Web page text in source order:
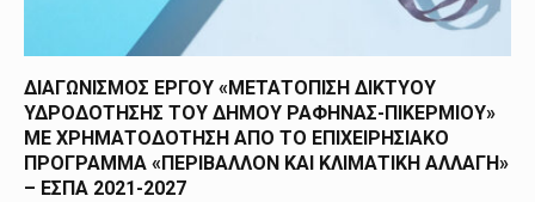
ΔΙΑΓΩΝΙΣΜΟΣ ΕΡΓΟΥ «ΜΕΤΑΤΟΠΙΣΗ ΔΙΚΤΥΟΥ
ΥΔΡΟΔΟΤΗΣΗΣ ΤΟΥ ΔΗΜΟΥ ΡΑΦΗΝΑΣ-ΠΙΚΕΡΜΙΟΥ»
ΜΕ ΧΡΗΜΑΤΟΔΟΤΗΣΗ ΑΠΟ TO ΕΠΙΧΕΙΡΗΣΙΑΚΟ
ΠΡΟΓΡΑΜΜΑ «ΠΕΡΙΒΑΛΛΟΝ ΚΑΙ ΚΛΙΜΑΤΙΚΗ ΑΛΛΑΓΗ»
– ΕΣΠΑ 2021-2027